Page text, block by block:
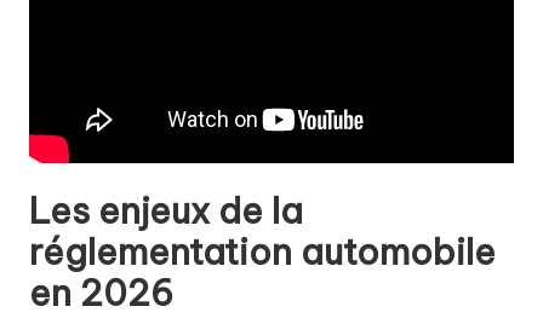
Les enjeux de la
réglementation automobile
en 2026